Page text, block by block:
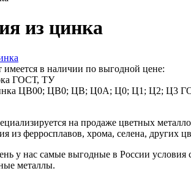
из цинка
в наличии по выгодной цене:
ГОСТ, ТУ
ЦВ00; ЦВ0; ЦВ; Ц0А; Ц0; Ц1; Ц2; Ц3
на продаже цветных
из ферросплавов, хрома, селена, других
у нас самые выгодные в России
металлы.